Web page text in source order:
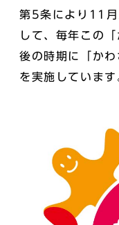
第5条により11
して、毎年この
後の時期に「かわ
を実施しています